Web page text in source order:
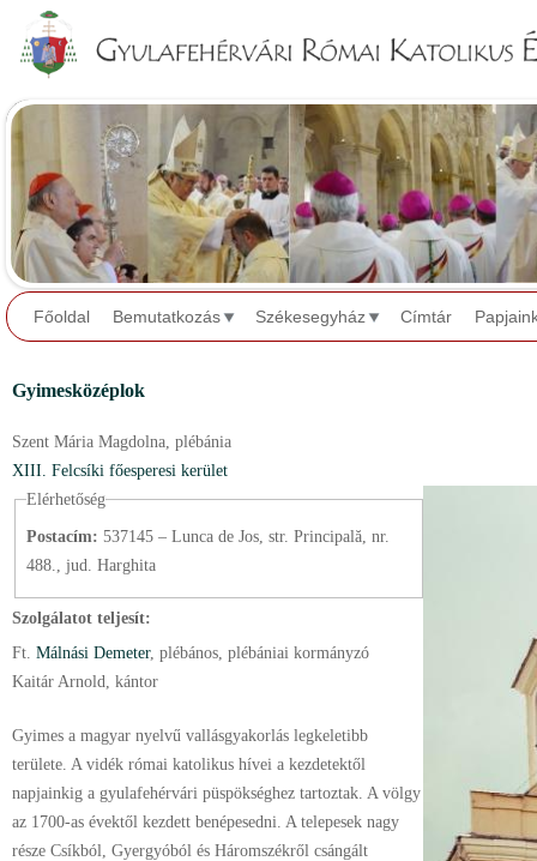
Főoldal Bemutatkozás Székesegyház Címtár
Gyimesközéplok
Szent Mária Magdolna, plébánia
XIII. Felcsíki főesperesi kerület
Elérhetőség
Postacím: 537145 – Lunca de Jos, str. Principală, nr.
488., jud. Harghita
Szolgálatot teljesít:
Ft. Málnási Demeter, plébános , plébániai kormányzó
Kaitár Arnold, kántor
Gyimes a magyar nyelvű vallásgyakorlás legkeletibb
területe. A vidék római katolikus hívei a kezdetektől
napjainkig a gyulafehérvári püspökséghez tartoztak. A völgy
az 1700-as évektől kezdett benépesedni. A telepesek nagy
része Csíkból, Gyergyóból és Háromszékről csángált